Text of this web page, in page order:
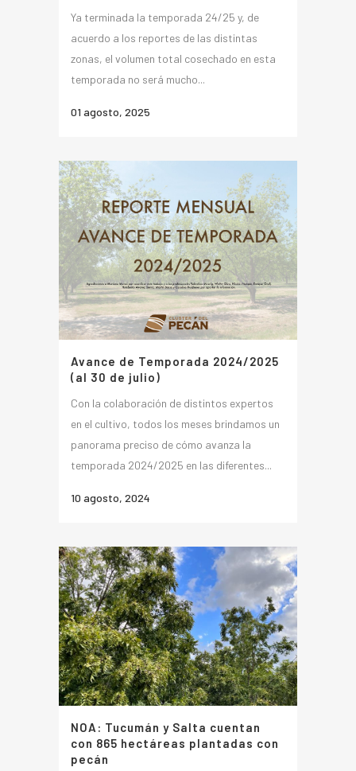
Ya terminada la temporada 24/25 y, de
acuerdo a los reportes de las distintas
zonas, el volumen total cosechado en esta
temporada no será mucho...
01 agosto, 2025
Avance de Temporada 2024/2025
(al 30 de julio)
Con la colaboración de distintos expertos
en el cultivo, todos los meses brindamos un
panorama preciso de cómo avanza la
temporada 2024/2025 en las diferentes...
10 agosto, 2024
NOA: Tucumán y Salta cuentan
con 865 hectáreas plantadas con
pecán